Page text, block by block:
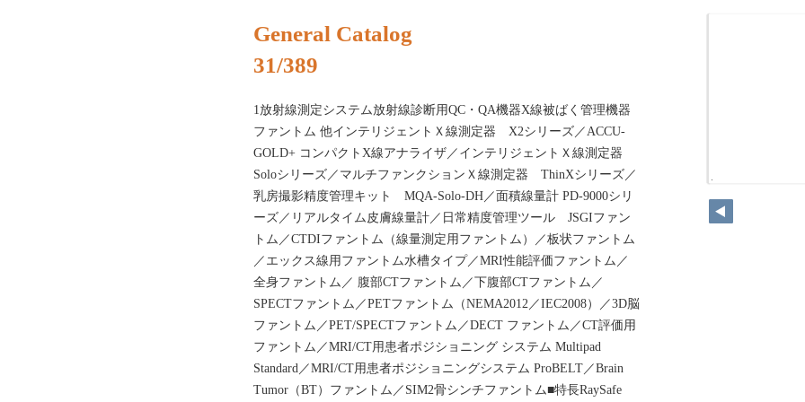
14
General Catalog
31/389
1放射線測定システム放射線診断用QC・QA機器X線被ばく管理機器
ファントム 他インテリジェントＸ線測定器 X2シリーズ／ACCU-
GOLD+ コンパクトX線アナライザ／インテリジェントＸ線測定器
Soloシリーズ／マルチファンクションＸ線測定器 ThinXシリーズ／
乳房撮影精度管理キット MQA-Solo-DH／面積線量計 PD-9000シリ
ーズ／リアルタイム皮膚線量計／日常精度管理ツール JSGIファン
トム／CTDIファントム（線量測定用ファントム）／板状ファントム
／エックス線用ファントム水槽タイプ／MRI性能評価ファントム／
全身ファントム／ 腹部CTファントム／下腹部CTファントム／
SPECTファントム／PETファントム（NEMA2012／IEC2008）／3D脳
ファントム／PET/SPECTファントム／DECT ファントム／CT評価用
ファントム／MRI/CT用患者ポジショニング システム Multipad
Standard／MRI/CT用患者ポジショニングシステム ProBELT／Brain
Tumor（BT）ファントム／SIM2骨シンチファントム■特長RaySafe